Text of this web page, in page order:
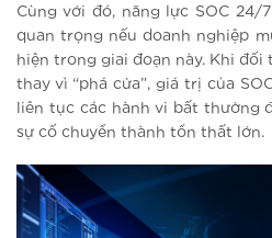
Cùng với đó, năng lực SOC
quan trọng nếu doanh nghiệp
hiện trong giai đoạn này. Khi đối
thay vì “phá cửa”, giá trị của
liên tục các hành vi bất thường
sự cố chuyển thành tổn thất lớn.